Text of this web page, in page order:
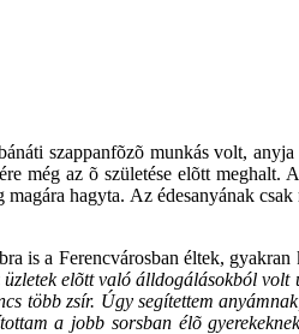
szappanfõzõ munkás volt,
még az õ születése elõtt
hagyta. Az édesanyának
is a Ferencvárosban éltek,
üzletek elõtt való álldogálásokból
több zsír. Úgy segítettem
a jobb sorsban élõ